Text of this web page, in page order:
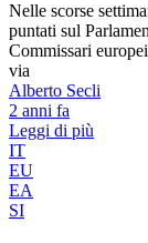
Nelle scorse
puntati sul
Commissari
via
Alberto Secli
2 anni fa
Leggi di più
IT
EU
EA
SI